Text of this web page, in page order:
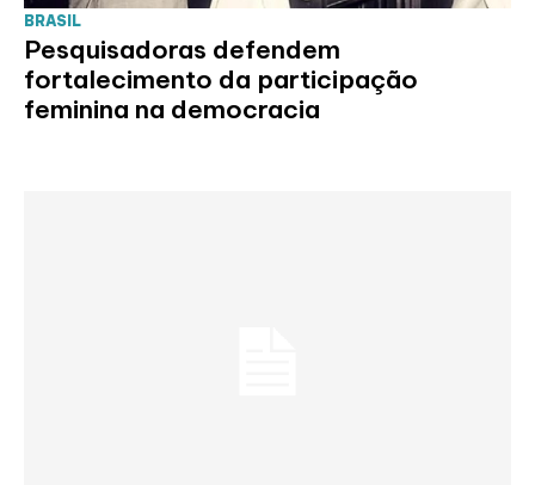
BRASIL
Pesquisadoras defendem
fortalecimento da participação
feminina na democracia